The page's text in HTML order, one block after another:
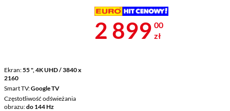
Ekran 55 ", 4K UHD / 3840 x
2160
Smart TV Google TV
Częstotliwość odświeżania
obrazu do 144 Hz
Cena 2 899 zł
2 899 00
zł